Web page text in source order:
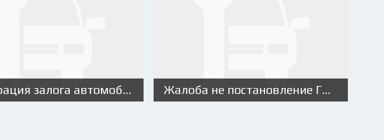
Регистрация залога автомобиля: у нотариуса, в ГИБДД Жалоба не постановление ГИБДД: когда подавать и как составить